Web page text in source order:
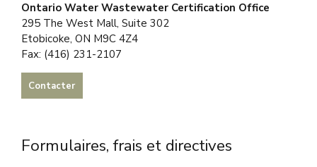
Ontario Water Wastewater Certification Office
295 The West Mall, Suite 302
Etobicoke, ON M9C 4Z4
Fax: (416) 231-2107
Contacter
Formulaires, frais et directives